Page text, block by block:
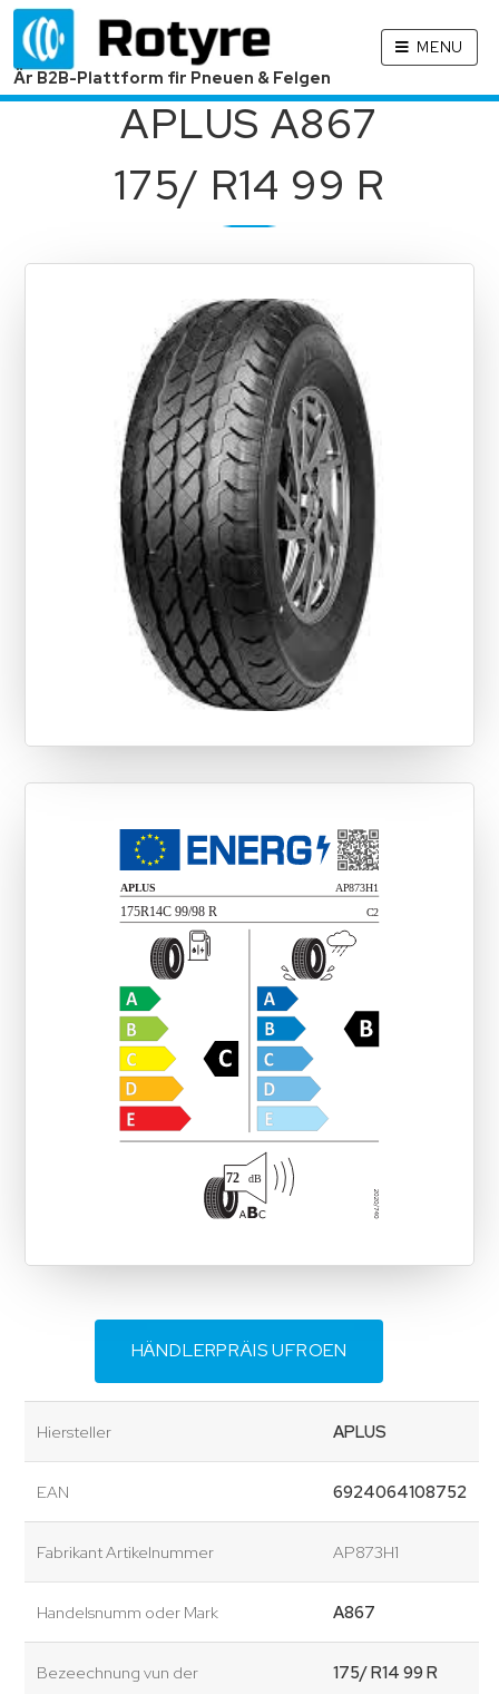
Är B2B-Plattform fir Pneuen & Felgen
MENU
APLUS A867
175/ R14 99 R
HÄNDLERPRÄIS UFROEN
Hiersteller APLUS
EAN 6924064108752
Fabrikant Artikelnummer AP873H1
Handelsnumm oder Mark A867
Bezeechnung vun der
175/ R14 99 R